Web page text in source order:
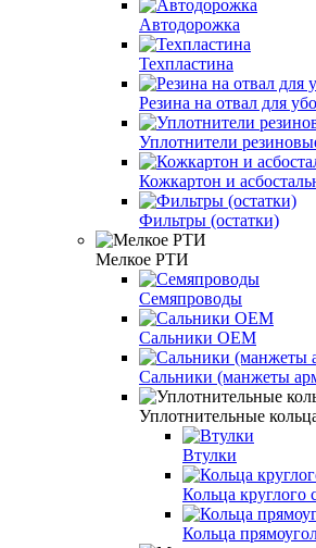
Автодорожка
Техпластина
Резина на отвал для
Уплотнители
Кожкартон и
Фильтры (остатки)
Мелкое РТИ
Семяпроводы
Сальники ОЕМ
Сальники (манжеты
Уплотнительные
Втулки
Кольца круглого
Кольца